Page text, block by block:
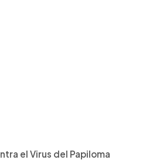
el Virus del Papiloma